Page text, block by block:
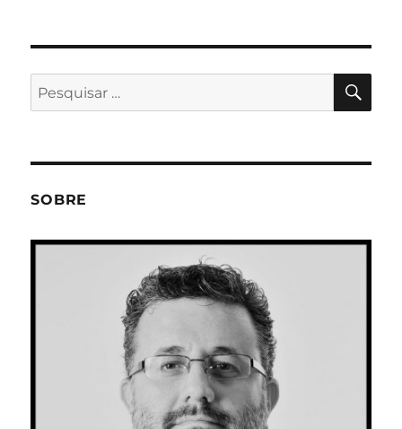
Pesquisar
por:
SOBRE